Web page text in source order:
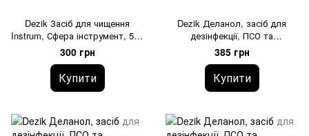
Dezik Засіб для чищення
Instrum, Сфера інструмент, 500
мл
300 грн
Купити
Dezik Деланол, засіб для
дезінфекції, ПСО та
стерилізації інструментів, 250
мл
385 грн
Купити